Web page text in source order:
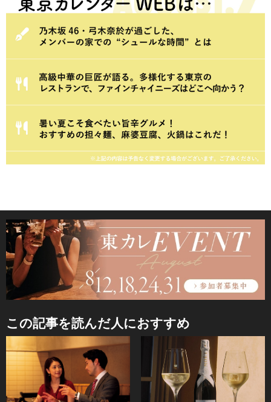
この記事を読んだ人におすすめ